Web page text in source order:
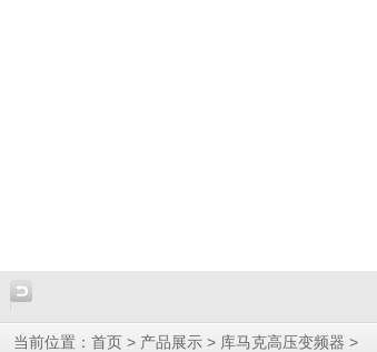
当前位置： 首页 > 产品展示 > 库马克高压变频器 >